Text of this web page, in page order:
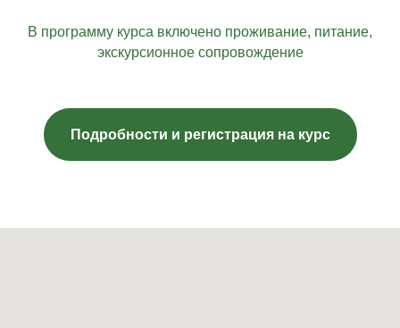
В программу курса включено проживание, питание,
экскурсионное сопровождение
Подробности и регистрация на курс